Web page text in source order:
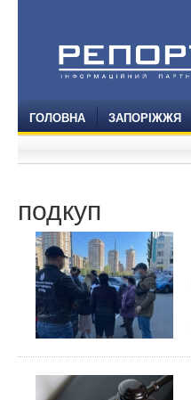
ГОЛОВНА ЗАПОРІЖЖЯ
подкуп